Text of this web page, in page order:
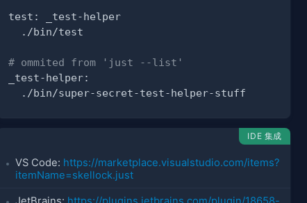
# ommited from 'just --list'
do
IDE 集成
VS Code: https:­//m­ark­etp­lac­e.v­isu­als­tud­io.c­om­/it­ems­?
it­emN­ame­=sk­ell­ock.just